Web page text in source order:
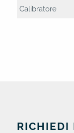
Calibratore
RICHIEDI